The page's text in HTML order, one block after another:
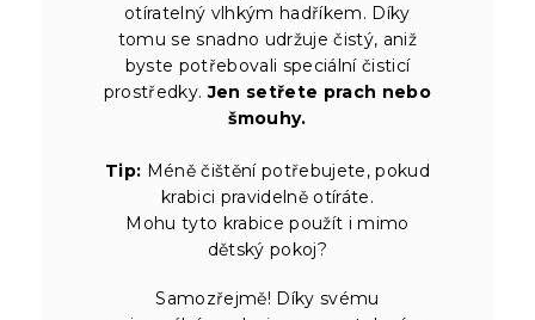
otíratelný vlhkým hadříkem. Díky
tomu se snadno udržuje čistý, aniž
byste potřebovali speciální čisticí
prostředky.Jen setřete prach nebo
šmouhy.
Tip: Méně čištění potřebujete, pokud
krabici pravidelně otíráte.
Mohu tyto krabice použít i mimo
dětský pokoj?
Samozřejmě! Díky svému